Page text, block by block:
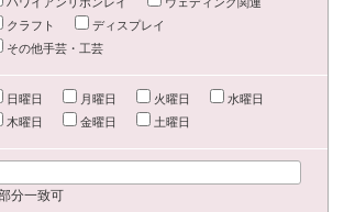
クラフト
ディスプレイ
その他手芸・工芸
日曜日 月曜日 火曜日
水曜日
木曜日
金曜日 土曜日
分一致可